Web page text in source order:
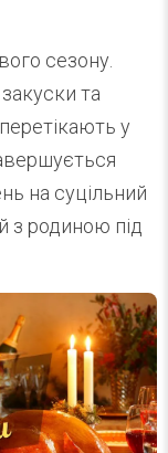
сезону.
та
у
на суцільний
з родиною під